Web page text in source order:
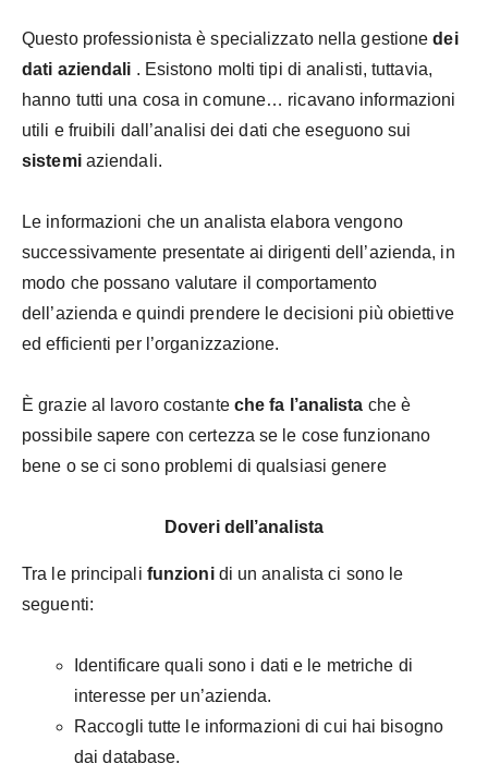
Questo professionista è specializzato nella gestionedei
dati aziendali . Esistono molti tipi di analisti, tuttavia,
hanno tutti una cosa in comune… ricavano informazioni
utili e fruibili dall’analisi dei dati che eseguono sui
sistemiaziendali.
Le informazioni che un analista elabora vengono
successivamente presentate ai dirigenti dell’azienda, in
modo che possano valutare il comportamento
dell’azienda e quindi prendere le decisioni più obiettive
ed efficienti per l’organizzazione.
È grazie al lavoro costante che fa l’analista che è
possibile sapere con certezza se le cose funzionano
bene o se ci sono problemi di qualsiasi genere
Doveri dell’analista
Tra le principali funzionidi un analista ci sono le
seguenti:
Identificare quali sono i dati e le metriche di
interesse per un’azienda.
Raccogli tutte le informazioni di cui hai bisogno
dai database.